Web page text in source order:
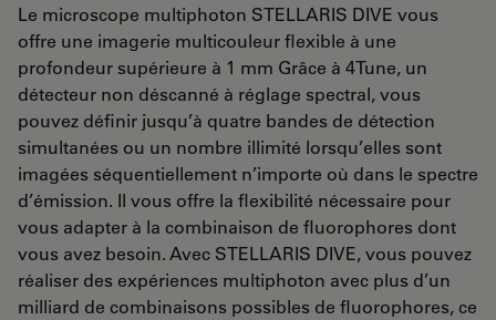
Le microscope multiphoton STELLARIS DIVE vous
offre une imagerie multicouleur flexible à une
profondeur supérieure à 1 mm Grâce à 4Tune, un
détecteur non déscanné à réglage spectral, vous
pouvez définir jusqu’à quatre bandes de détection
simultanées ou un nombre illimité lorsqu’elles sont
imagées séquentiellement n’importe où dans le spectre
d’émission. Il vous offre la flexibilité nécessaire pour
vous adapter à la combinaison de fluorophores dont
vous avez besoin. Avec STELLARIS DIVE, vous pouvez
réaliser des expériences multiphoton avec plus d’un
milliard de combinaisons possibles de fluorophores, ce